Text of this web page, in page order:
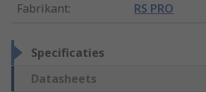
Fabrikant: RS PRO
Specificaties
Datasheets